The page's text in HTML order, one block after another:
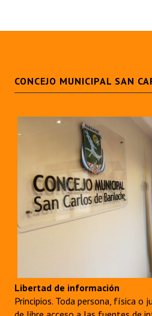
CONCEJO MUNICIPAL SAN
Libertad de información
Principios. Toda persona, física o